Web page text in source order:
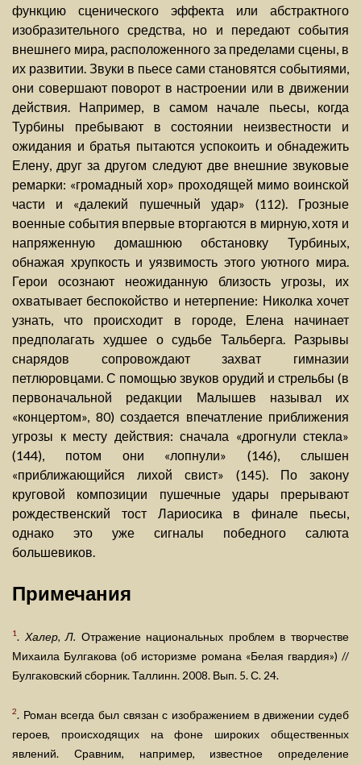
функцию сценического эффекта или абстрактного
изобразительного средства, но и передают события
внешнего мира, расположенного за пределами сцены, в
их развитии. Звуки в пьесе сами становятся событиями,
они совершают поворот в настроении или в движении
действия. Например, в самом начале пьесы, когда
Турбины пребывают в состоянии неизвестности и
ожидания и братья пытаются успокоить и обнадежить
Елену, друг за другом следуют две внешние звуковые
ремарки: «громадный хор» проходящей мимо воинской
части и «далекий пушечный удар» (112). Грозные
военные события впервые вторгаются в мирную, хотя и
напряженную домашнюю обстановку Турбиных,
обнажая хрупкость и уязвимость этого уютного мира.
Герои осознают неожиданную близость угрозы, их
охватывает беспокойство и нетерпение: Николка хочет
узнать, что происходит в городе, Елена начинает
предполагать худшее о судьбе Тальберга. Разрывы
снарядов сопровождают захват гимназии
петлюровцами. С помощью звуков орудий и стрельбы (в
первоначальной редакции Малышев называл их
«концертом», 80) создается впечатление приближения
угрозы к месту действия: сначала «дрогнули стекла»
(144), потом они «лопнули» (146), слышен
«приближающийся лихой свист» (145). По закону
круговой композиции пушечные удары прерывают
рождественский тост Лариосика в финале пьесы,
однако это уже сигналы победного салюта
большевиков.
Примечания
1. Халер, Л. Отражение национальных проблем в творчестве
Михаила Булгакова (об историзме романа «Белая гвардия») //
Булгаковский сборник. Таллинн. 2008. Вып. 5. С. 24.
2. Роман всегда был связан с изображением в движении судеб
героев, происходящих на фоне широких общественных
явлений. Сравним, например, известное определение